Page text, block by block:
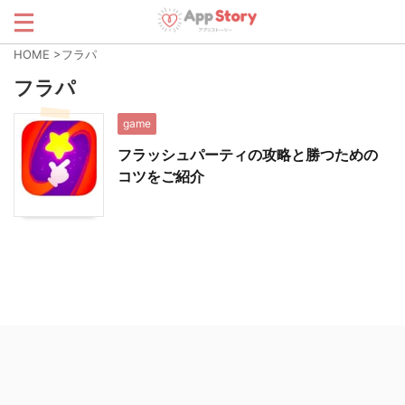
HOME >フラパ
フラパ
game
フラッシュパーティの攻略と勝つための
コツをご紹介